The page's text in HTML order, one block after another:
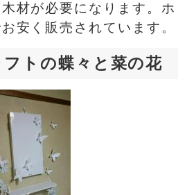
材が必要になります。ホ
安く販売されています。
トの蝶々と菜の花